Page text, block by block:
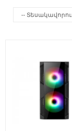
Արտադրող
Սնուցման